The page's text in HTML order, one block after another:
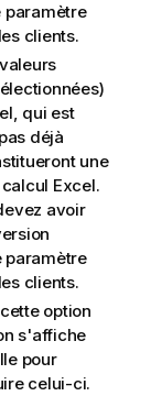
paramètre
clients.
qui est
déjà
une
Excel.
avoir
paramètre
clients.
option
s'affiche
pour
celui-ci.